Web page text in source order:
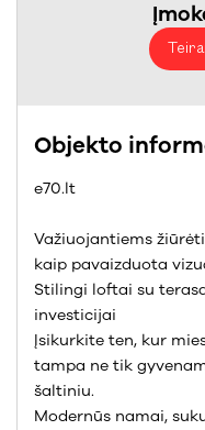
Objekto
e70.lt
Važiuojantiems
kaip pavaizduota
Stilingi loftai su
investicijai
Įsikurkite ten, kur
tampa ne tik
šaltiniu.
Modernūs namai,